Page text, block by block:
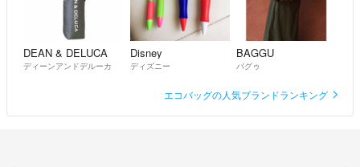
DEAN & DELUCA
ディーンアンドデルーカ
Disney
ディズニー
BAGGU
バグゥ
エコバッグの人気ブランドランキング